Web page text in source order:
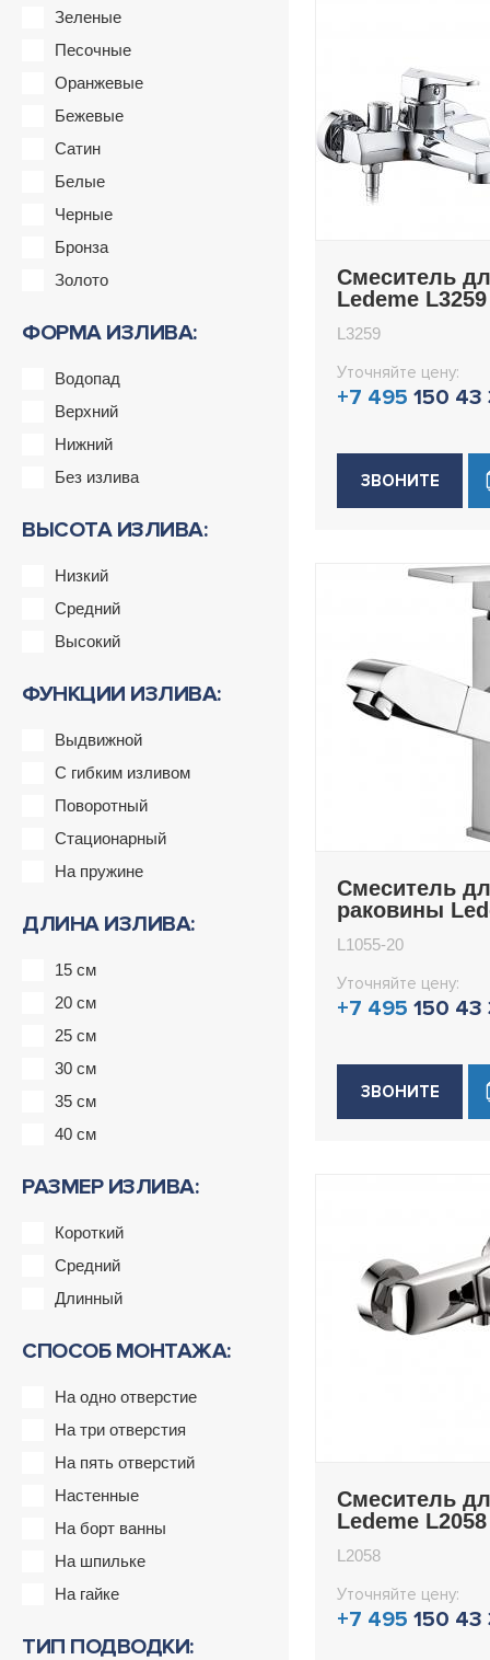
Зеленые
Песочные
Оранжевые
Бежевые
Сатин
Белые
Черные
Бронза
Золото
ФОРМА ИЗЛИВА:
Водопад
Верхний
Нижний
Без излива
ВЫСОТА ИЗЛИВА:
Низкий
Средний
Высокий
ФУНКЦИИ ИЗЛИВА:
Выдвижной
С гибким изливом
Поворотный
Стационарный
На пружине
ДЛИНА ИЗЛИВА:
15 см
20 см
25 см
30 см
35 см
40 см
РАЗМЕР ИЗЛИВА:
Короткий
Средний
Длинный
СПОСОБ МОНТАЖА:
На одно отверстие
На три отверстия
На пять отверстий
Настенные
На борт ванны
На шпильке
На гайке
ТИП ПОДВОДКИ:
Смеситель
Ledeme L3259
L3259
Уточняйте цену:
+7 495 150 43
ЗВОНИТЕ
Смеситель
раковины
L1055-20
Уточняйте цену:
+7 495 150 43
ЗВОНИТЕ
Смеситель
Ledeme L2058
L2058
Уточняйте цену:
+7 495 150 43